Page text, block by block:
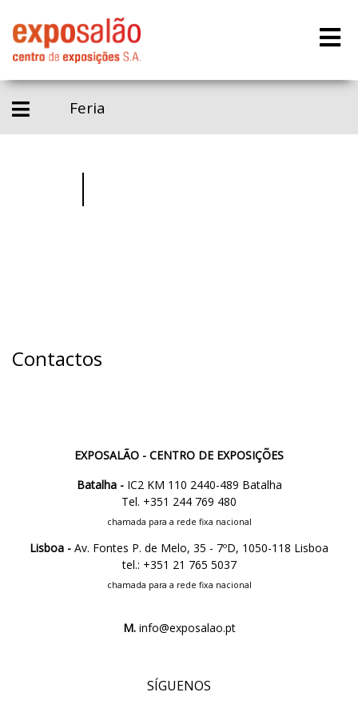
Feria
Contactos
EXPOSALÃO - CENTRO DE EXPOSIÇÕES
Batalha -IC2 KM 110 2440-489 Batalha
Tel. +351 244 769 480
chamada para a rede fixa nacional
Lisboa - Av. Fontes P. de Melo, 35 - 7ºD, 1050-118 Lisboa
tel.: +351 21 765 5037
chamada para a rede fixa nacional
M.info@exposalao.pt
SÍGUENOS